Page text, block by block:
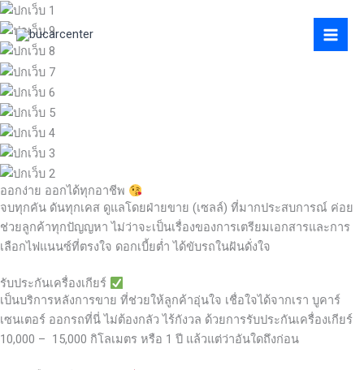
Skip
to
content
ออกง่าย ออกได้ทุกอาชีพ
จบทุกคัน ดันทุกเคส ดูแลโดยฝ่ายขาย (เซลล์) ที่มากประสบการณ์ ค่อย
ช่วยลูกค้าทุกปัญญหา ไม่ว่าจะเป็นเรื่องของการเตรียมเอกสารและการ
เลือกไฟแนนซ์ที่ตรงใจ ดอกเบี้ยต่ำ ได้ขับรถในฝันดั่งใจ
รับประกันเครื่องเกียร์
เป็นบริการหลังการขาย ที่ช่วยให้ลูกค้าอุ่นใจ เชื่อใจได้จากเรา บูคาร์
เซนเตอร์ ออกรถที่นี่ ไม่ต้องกลัว ไร้กังวล ด้วยการรับประกันเครื่องเกียร์
10,000 – 15,000 กิโลเมตร หรือ 1 ปี แล้วแต่ว่าอันใดถึงก่อน